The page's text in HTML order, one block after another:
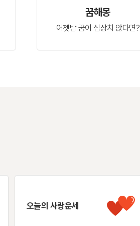
꿈해몽
어젯밤 꿈이 심상치 않다면?
오늘의 사랑운세